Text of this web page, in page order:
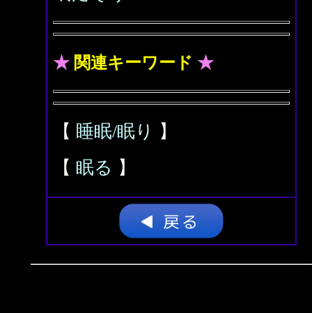
★ 関連キーワード ★
【 睡眠/眠り
】
【 眠る 】